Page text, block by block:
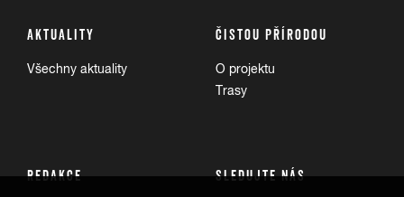
AKTUALITY
Všechny aktuality
ČISTOU PŘÍRODOU
O projektu
Trasy
REDAKCE SLEDUJTE NÁS